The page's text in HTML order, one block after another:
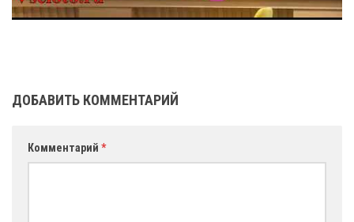
ДОБАВИТЬ КОММЕНТАРИЙ
Комментарий *